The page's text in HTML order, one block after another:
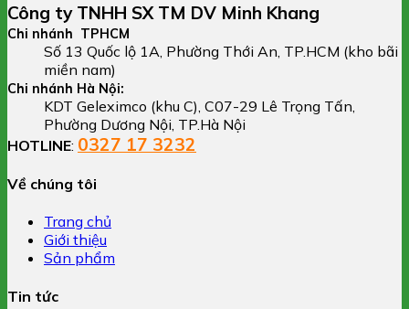
Công ty TNHH SX TM DV Minh Khang
Chi nhánh TPHCM
Số 13 Quốc lộ 1A, Phường Thới An, TP.HCM (kho bãi
miền nam)
Chi nhánh Hà Nội:
KDT Geleximco (khu C), C07-29 Lê Trọng Tấn,
Phường Dương Nội, TP.Hà Nội
HOTLINE: 0327 17 3232
Về chúng tôi
Trang chủ
Giới thiệu
Sản phẩm
Tin tức